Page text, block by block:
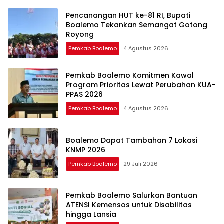
Pencanangan HUT ke-81 RI, Bupati
Boalemo Tekankan Semangat Gotong
Royong
Pemkab Boalemo 4 Agustus 2026
Pemkab Boalemo Komitmen Kawal
Program Prioritas Lewat Perubahan KUA-
PPAS 2026
Pemkab Boalemo 4 Agustus 2026
Boalemo Dapat Tambahan 7 Lokasi
KNMP 2026
Pemkab Boalemo 29 Juli 2026
Pemkab Boalemo Salurkan Bantuan
ATENSI Kemensos untuk Disabilitas
hingga Lansia